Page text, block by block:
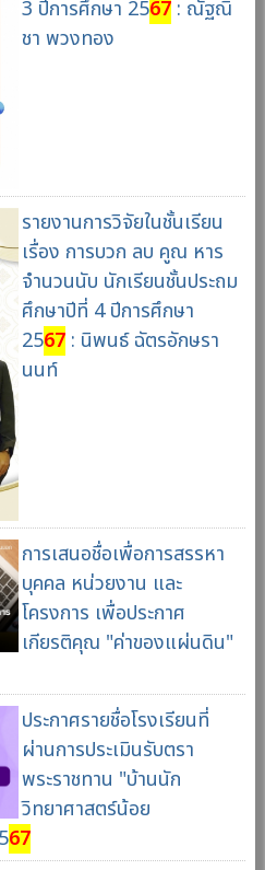
3 ปีการศึกษา 2567: ณัฐณิ
ชา พวงทอง
รายงานการวิจัยในชั้นเรียน
เรื่อง การบวก ลบ คูณ หาร
จำนวนนับ นักเรียนชั้นประถม
ศึกษาปีที่ 4 ปีการศึกษา
2567: นิพนธ์ ฉัตรอักษรา
นนท์
การเสนอชื่อเพื่อการสรรหา
บุคคล หน่วยงาน และ
โครงการ เพื่อประกาศ
เกียรติคุณ "ค่าของแผ่นดิน"
ประกาศรายชื่อโรงเรียนที่
ผ่านการประเมินรับตรา
พระราชทาน "บ้านนัก
วิทยาศาสตร์น้อย
67